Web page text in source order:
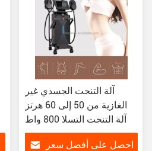
آلة التنحت الجسدي غير
الغازية من 50 إلى 60 هرتز
آلة التنحت التسلا 800 واط
احصل على أفضل سعر